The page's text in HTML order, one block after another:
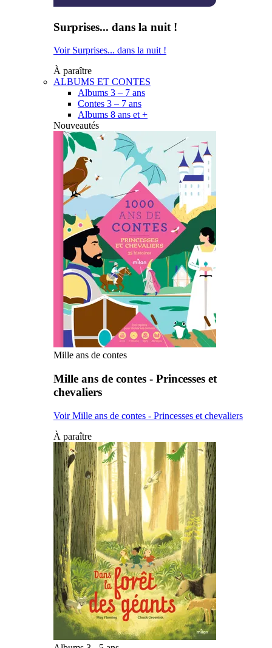
Surprises... dans la nuit !
Voir Surprises... dans la nuit !
À paraître
ALBUMS ET CONTES
Albums 3 – 7 ans
Contes 3 – 7 ans
Albums 8 ans et +
Nouveautés
Mille ans de contes
Mille ans de contes - Princesses et
chevaliers
Voir Mille ans de contes - Princesses et chevaliers
À paraître